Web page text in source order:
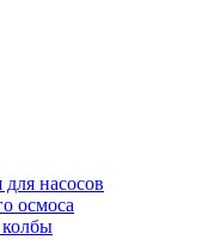
насосов
осмоса